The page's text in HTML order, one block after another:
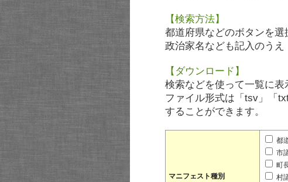
【検索方法】
都道府県などのボタンを選
政治家名なども記入のうえ
【ダウンロード】
検索などを使って一覧に表
ファイル形式は「tsv」「
することができます。
マニフェスト種別
都
市
町
村